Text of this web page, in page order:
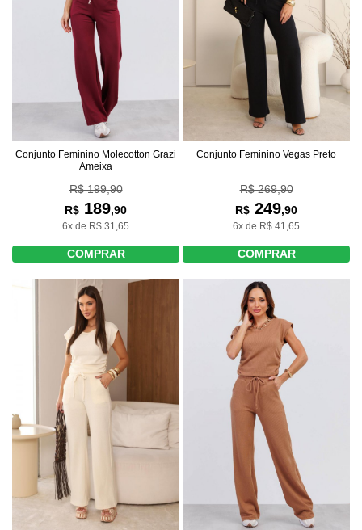
Conjunto Feminino Molecotton Grazi
Ameixa
R$ 199,90
R$ 189,90
6x de R$ 31,65
COMPRAR
Conjunto Feminino Vegas Preto
R$ 269,90
R$ 249,90
6x de R$ 41,65
COMPRAR